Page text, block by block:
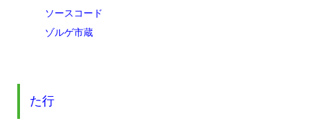
ソースコード
ゾルゲ市蔵
た行